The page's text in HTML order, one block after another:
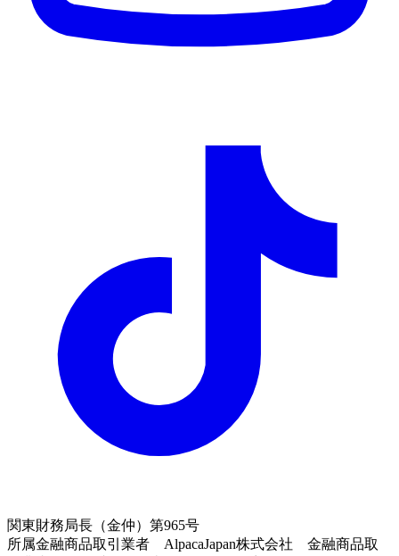
関東財務局長（金仲）第965号
所属金融商品取引業者 AlpacaJapan株式会社 金融商品取